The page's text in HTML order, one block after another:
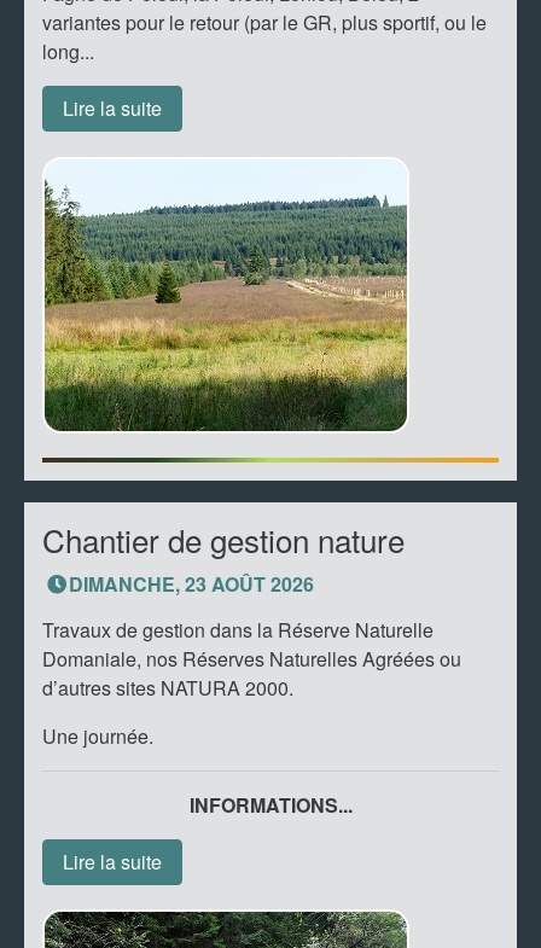
variantes pour le retour (par le GR, plus sportif, ou le
long...
Lire la suite
Chantier de gestion nature
DIMANCHE, 23 AOÛT 2026
Travaux de gestion dans la Réserve Naturelle
Domaniale, nos Réserves Naturelles Agréées ou
d’autres sites NATURA 2000.
Une journée.
INFORMATIONS...
Lire la suite